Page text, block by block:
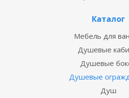
Каталог
Мебель для
Душевые
Душевые
Душевые
Душ